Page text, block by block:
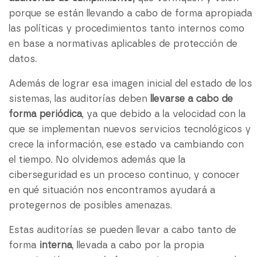
porque se están llevando a cabo de forma apropiada
las políticas y procedimientos tanto internos como
en base a normativas aplicables de protección de
datos.
Además de lograr esa imagen inicial del estado de los
sistemas, las auditorías deben
llevarse a cabo de
forma periódica, ya que debido a la velocidad con la
que se implementan nuevos servicios tecnológicos y
crece la información, ese estado va cambiando con
el tiempo. No olvidemos además que la
ciberseguridad es un proceso continuo, y conocer
en qué situación nos encontramos ayudará a
protegernos de posibles amenazas.
Estas auditorías se pueden llevar a cabo tanto de
forma interna, llevada a cabo por la propia